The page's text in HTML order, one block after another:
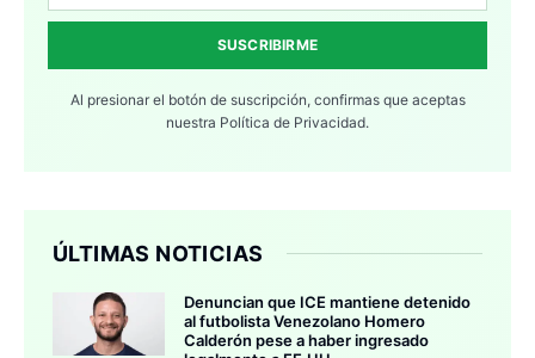
SUSCRIBIRME
Al presionar el botón de suscripción, confirmas que aceptas
nuestra Política de Privacidad.
ÚLTIMAS NOTICIAS
Denuncian que ICE mantiene detenido
al futbolista Venezolano Homero
Calderón pese a haber ingresado